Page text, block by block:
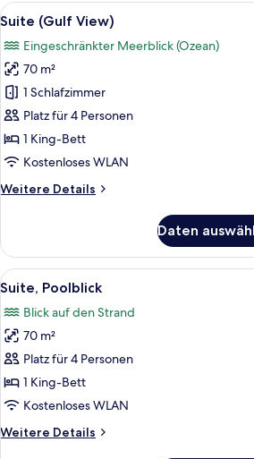
Alle
Fotos
für
Suite
(Gulf
View)
anzeigen
Ein
5
Suite (Gulf View)
Eingeschränkter Meerblick (Ozean)
70 m²
1 Schlafzimmer
Platz für 4 Personen
1 King-Bett
Kostenloses WLAN
Weitere Details
Weitere
(Gulf
View)
Daten
Alle
Fotos
für
Suite,
Poolblick
anzeigen
Ein
5
Suite, Poolblick
Blick auf den Strand
70 m²
Platz für 4 Personen
1 King-Bett
Kostenloses WLAN
Weitere Details
Weitere